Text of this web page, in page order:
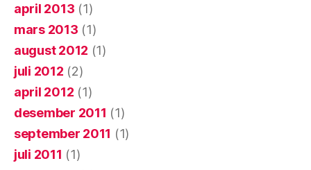
april 2013 (1)
mars 2013 (1)
august 2012 (1)
juli 2012 (2)
april 2012 (1)
desember 2011 (1)
september 2011 (1)
juli 2011 (1)